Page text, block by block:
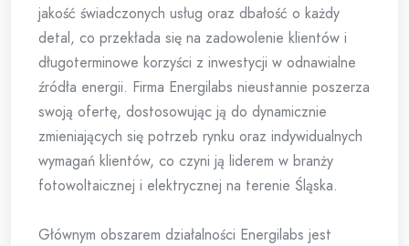
jakość świadczonych usług oraz dbałość o każdy
detal, co przekłada się na zadowolenie klientów i
długoterminowe korzyści z inwestycji w odnawialne
źródła energii. Firma Energilabs nieustannie poszerza
swoją ofertę, dostosowując ją do dynamicznie
zmieniających się potrzeb rynku oraz indywidualnych
wymagań klientów, co czyni ją liderem w branży
fotowoltaicznej i elektrycznej na terenie Śląska.
Głównym obszarem działalności Energilabs jest